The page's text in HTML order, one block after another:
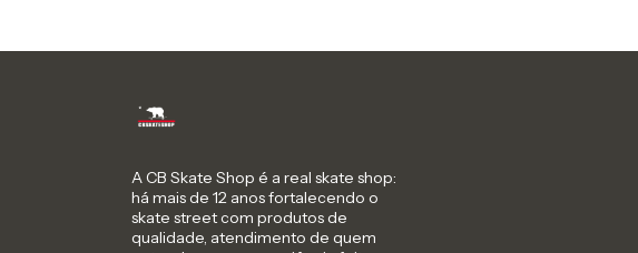
A CB Skate Shop é a real skate shop:
há mais de 12 anos fortalecendo o
skate street com produtos de
qualidade, atendimento de quem